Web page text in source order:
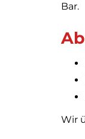
Bar.
Wir